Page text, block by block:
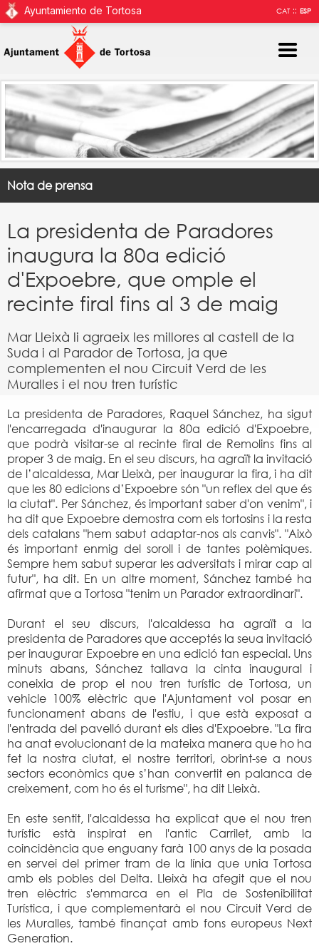
Ayuntamiento de Tortosa CAT::ESP
Nota de prensa
La presidenta de Paradores
inaugura la 80a edició
d'Expoebre, que omple el
recinte firal fins al 3 de maig
Mar Lleixà li agraeix les millores al castell de la
Suda i al Parador de Tortosa, ja que
complementen el nou Circuit Verd de les
Muralles i el nou tren turístic
La presidenta de Paradores, Raquel Sánchez, ha sigut
l'encarregada d'inaugurar la 80a edició d'Expoebre,
que podrà visitar-se al recinte firal de Remolins fins al
proper 3 de maig. En el seu discurs, ha agraït la invitació
de l’alcaldessa, Mar Lleixà, per inaugurar la fira, i ha dit
que les 80 edicions d’Expoebre són "un reflex del que és
la ciutat". Per Sánchez, és important saber d'on venim", i
ha dit que Expoebre demostra com els tortosins i la resta
dels catalans "hem sabut adaptar-nos als canvis". "Això
és important enmig del soroll i de tantes polèmiques.
Sempre hem sabut superar les adversitats i mirar cap al
futur", ha dit. En un altre moment, Sánchez també ha
afirmat que a Tortosa "tenim un Parador extraordinari".
Durant el seu discurs, l'alcaldessa ha agraït a la
presidenta de Paradores que acceptés la seua invitació
per inaugurar Expoebre en una edició tan especial. Uns
minuts abans, Sánchez tallava la cinta inaugural i
coneixia de prop el nou tren turístic de Tortosa, un
vehicle 100% elèctric que l'Ajuntament vol posar en
funcionament abans de l'estiu, i que està exposat a
l'entrada del pavelló durant els dies d'Expoebre. "La fira
ha anat evolucionant de la mateixa manera que ho ha
fet la nostra ciutat, el nostre territori, obrint-se a nous
sectors econòmics que s’han convertit en palanca de
creixement, com ho és el turisme", ha dit Lleixà.
En este sentit, l'alcaldessa ha explicat que el nou tren
turístic està inspirat en l'antic Carrilet, amb la
coincidència que enguany farà 100 anys de la posada
en servei del primer tram de la línia que unia Tortosa
amb els pobles del Delta. Lleixà ha afegit que el nou
tren elèctric s'emmarca en el Pla de Sostenibilitat
Turística, i que complementarà el nou Circuit Verd de
les Muralles, també finançat amb fons europeus Next
Generation.